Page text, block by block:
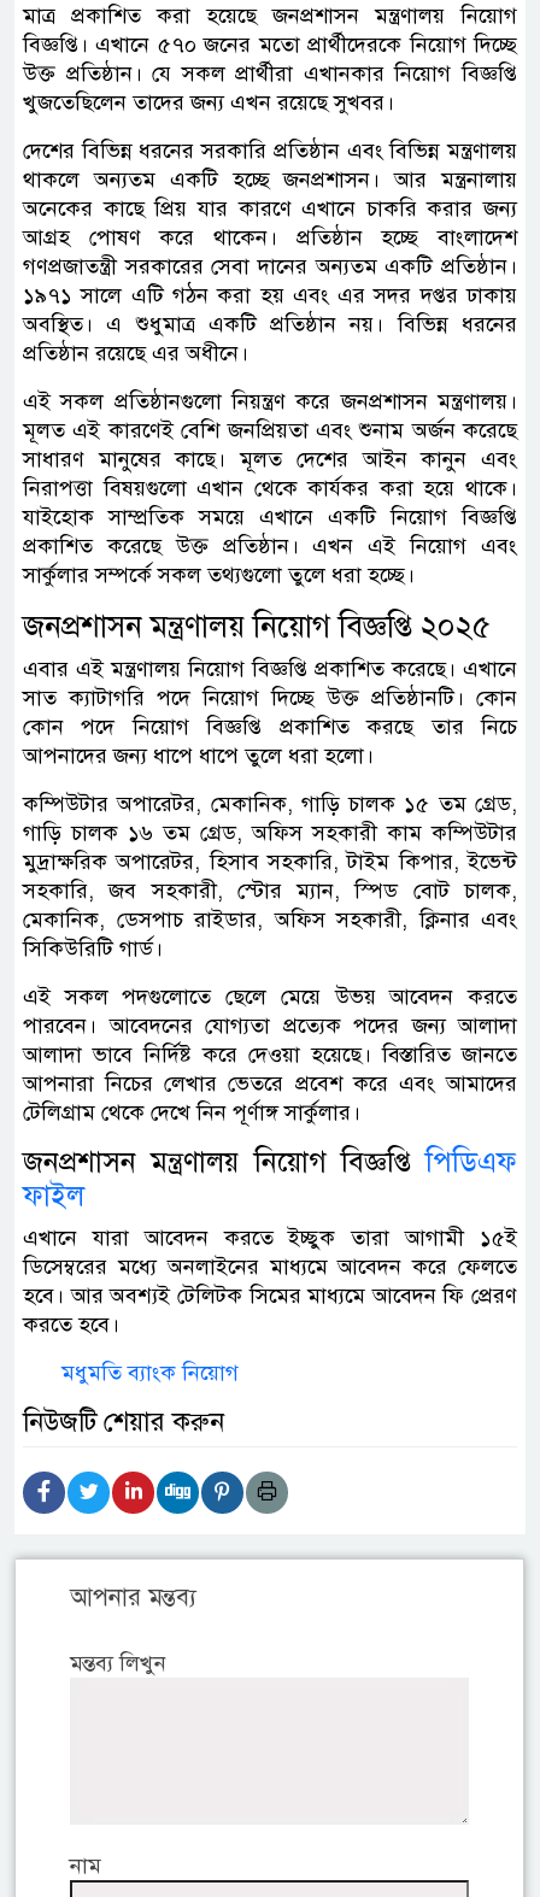
মাত্র প্রকাশিত করা হয়েছে জনপ্রশাসন মন্ত্রণালয় নিয়োগ
বিজ্ঞপ্তি। এখানে ৫৭০ জনের মতো প্রার্থীদেরকে নিয়োগ দিচ্ছে
উক্ত প্রতিষ্ঠান। যে‌ সকল প্রার্থীরা এখানকার নিয়োগ বিজ্ঞপ্তি
খুজতেছিলেন তাদের জন্য এখন রয়েছে সুখবর।
দেশের বিভিন্ন ধরনের সরকারি প্রতিষ্ঠান এবং বিভিন্ন মন্ত্রণালয়
থাকলে অন্যতম একটি হচ্ছে জনপ্রশাসন। আর মন্ত্রনালায়
অনেকের কাছে প্রিয় যার কারণে এখানে চাকরি করার জন্য
আগ্রহ পোষণ করে থাকেন। প্রতিষ্ঠান হচ্ছে বাংলাদেশ
গণপ্রজাতন্ত্রী সরকারের সেবা দানের অন্যতম একটি প্রতিষ্ঠান।
১৯৭১ সালে এটি গঠন করা হয় এবং এর সদর দপ্তর ঢাকায়
অবস্থিত। এ শুধুমাত্র একটি প্রতিষ্ঠান নয়। বিভিন্ন ধরনের
প্রতিষ্ঠান রয়েছে এর অধীনে।
এই সকল প্রতিষ্ঠানগুলো নিয়ন্ত্রণ করে জনপ্রশাসন মন্ত্রণালয়।
মূলত এই কারণেই বেশি জনপ্রিয়তা এবং শুনাম অর্জন করেছে
সাধারণ মানুষের কাছে। মূলত দেশের আইন কানুন এবং
নিরাপত্তা বিষয়গুলো এখান থেকে কার্যকর করা হয়ে থাকে।
যাইহোক সাম্প্রতিক সময়ে এখানে একটি নিয়োগ বিজ্ঞপ্তি
প্রকাশিত করেছে উক্ত প্রতিষ্ঠান। এখন এই নিয়োগ এবং
সার্কুলার সম্পর্কে সকল তথ্যগুলো তুলে ধরা হচ্ছে।
জনপ্রশাসন মন্ত্রণালয় নিয়োগ বিজ্ঞপ্তি ২০২৫
এবার এই মন্ত্রণালয় নিয়োগ বিজ্ঞপ্তি প্রকাশিত করেছে। এখানে
সাত ক্যাটাগরি পদে নিয়োগ দিচ্ছে উক্ত প্রতিষ্ঠানটি। কোন
কোন পদে নিয়োগ বিজ্ঞপ্তি প্রকাশিত করছে তার নিচে
আপনাদের জন্য ধাপে ধাপে তুলে ধরা হলো।
কম্পিউটার অপারেটর,‌ মেকানিক, গাড়ি চালক ১৫ তম গ্রেড,
গাড়ি চালক ১৬ তম গ্রেড, অফিস সহকারী কাম কম্পিউটার
মুদ্রাক্ষরিক অপারেটর, হিসাব সহকারি, টাইম কিপার, ইভেন্ট
সহকারি, জব সহকারী, স্টোর‌ ম্যান, স্পিড বোট চালক,
মেকানিক, ডেসপাচ রাইডার, অফিস সহকারী, ক্লিনার এবং
সিকিউরিটি গার্ড।
এই সকল পদগুলোতে ছেলে মেয়ে উভয় আবেদন করতে
পারবেন। আবেদনের যোগ্যতা প্রত্যেক পদের জন্য আলাদা
আলাদা ভাবে নির্দিষ্ট করে দেওয়া হয়েছে। বিস্তারিত জানতে
আপনারা নিচের লেখার ভেতরে প্রবেশ করে এবং আমাদের
টেলিগ্রাম থেকে দেখে নিন পূর্ণাঙ্গ সার্কুলার।
জনপ্রশাসন মন্ত্রণালয় নিয়োগ বিজ্ঞপ্তিপিডিএফ
ফাইল
এখানে যারা আবেদন করতে ইচ্ছুক তারা আগামী ১৫ই
ডিসেম্বরের মধ্যে অনলাইনের মাধ্যমে আবেদন করে ফেলতে
হবে। আর অবশ্যই টেলিটক সিমের মাধ্যমে আবেদন ফি প্রেরণ
করতে হবে।
মধুমতি ব্যাংক নিয়োগ
নিউজটি শেয়ার করুন
আপনার মন্তব্য
মন্তব্য লিখুন
নাম